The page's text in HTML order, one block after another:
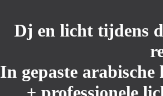
Dj en lichttijdens
In gepaste